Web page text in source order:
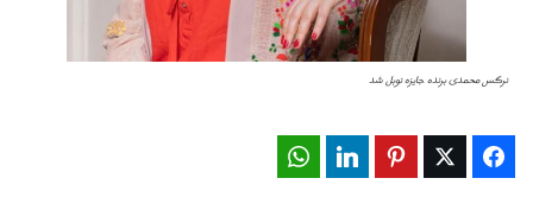
نرگس محمدی برنده جایزه نوبل شد
Facebook
Twitter
Pinterest
LinkedIn